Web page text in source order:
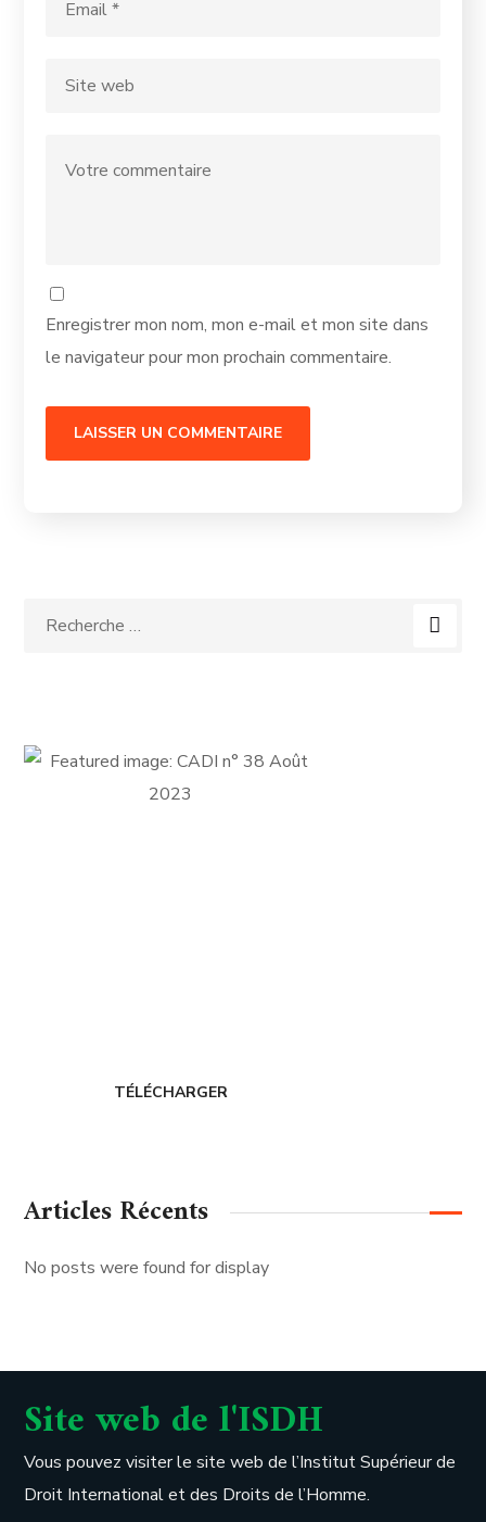
Enregistrer mon nom, mon e-mail et mon site dans
le navigateur pour mon prochain commentaire.
TÉLÉCHARGER
Articles Récents
No posts were found for display
Site web de l'ISDH
Vous pouvez visiter le site web de l’Institut Supérieur de
Droit International et des Droits de l’Homme.